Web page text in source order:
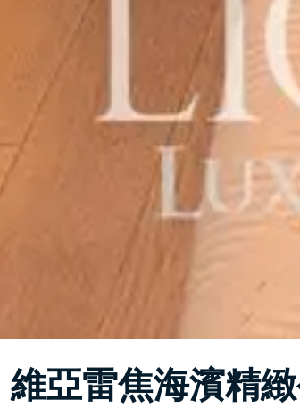
維亞雷焦海濱精